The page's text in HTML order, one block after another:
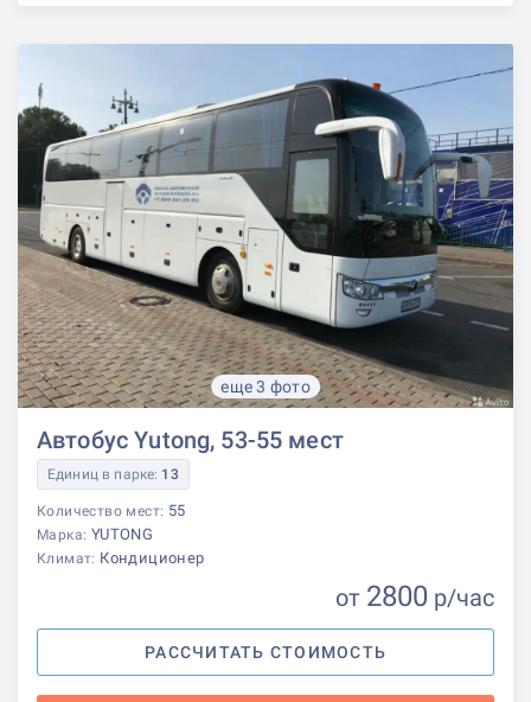
еще 3 фото
Автобус Yutong, 53-55 мест
Единиц в парке: 13
Количество мест: 55
Марка: YUTONG
Климат: Кондиционер
от 2800 р/час
РАССЧИТАТЬ СТОИМОСТЬ